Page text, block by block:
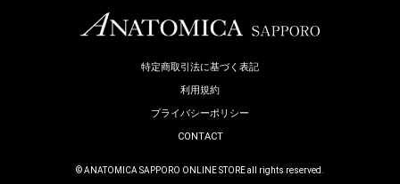
特定商取引法に基づく表記
利用規約
プライバシーポリシー
CONTACT
© ANATOMICA SAPPORO ONLINE STORE all rights reserved.